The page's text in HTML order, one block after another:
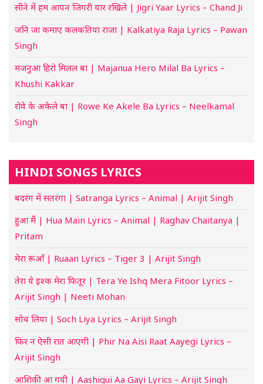
सीने में हम आपन जिगरी यार रखिले | Jigri Yaar Lyrics – Chand Ji
जनि जा कमाए कलकतिया राजा | Kalkatiya Raja Lyrics – Pawan
Singh
मजनुआ हिरो मिलल बा | Majanua Hero Milal Ba Lyrics –
Khushi Kakkar
रोवे के अकेले बा | Rowe Ke Akele Ba Lyrics – Neelkamal
Singh
HINDI SONGS LYRICS
बदरंग में सतरंगा | Satranga Lyrics – Animal | Arijit Singh
हुआ मैं | Hua Main Lyrics – Animal | Raghav Chaitanya |
Pritam
मेरा रूआँ | Ruaan Lyrics – Tiger 3 | Arijit Singh
तेरा ये इश्क मेरा फितूर | Tera Ye Ishq Mera Fitoor Lyrics –
Arijit Singh | Neeti Mohan
सोच लिया | Soch Liya Lyrics – Arijit Singh
फिर न ऐसी रात आएगी | Phir Na Aisi Raat Aayegi Lyrics –
Arijit Singh
आशिकी आ गयी | Aashiqui Aa Gayi Lyrics – Arijit Singh